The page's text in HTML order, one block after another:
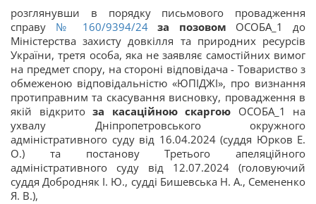
розглянувши в порядку письмового провадження
справу № 160/9394/24 за позовом ОСОБА_1 до
Міністерства захисту довкілля та природних ресурсів
України, третя особа, яка не заявляє самостійних вимог
на предмет спору, на стороні відповідача - Товариство з
обмеженою відповідальністю «ЮПІДЖІ», про визнання
протиправним та скасування висновку, провадження в
якій відкрито за касаційною скаргою ОСОБА_1 на
ухвалу Дніпропетровського окружного
адміністративного суду від 16.04.2024 (суддя Юрков Е.
О.) та постанову Третього апеляційного
адміністративного суду від 12.07.2024 (головуючий
суддя Добродняк І. Ю., судді Бишевська Н. А., Семененко
Я. В.),